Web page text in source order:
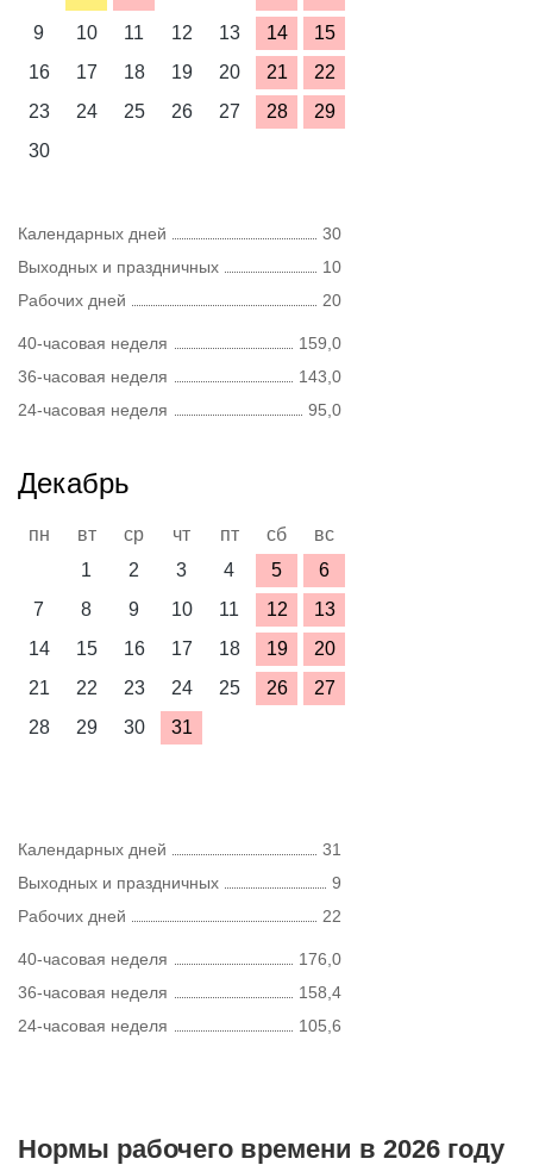
9
10 11 12 13 14
15
16
17 18 19 20 21
22
23
24 25 26 27 28
29
30
Календарных дней
30
Выходных и праздничных
10
Рабочих дней
20
40-часовая неделя
159,0
36-часовая неделя
143,0
24-часовая неделя
95,0
Декабрь
пн вт ср чт пт сб
вс
1
2 3 4 5
6
7
8 9 10 11 12
13
14
15 16 17 18 19
20
21
22 23 24 25 26
27
28
29 30 31
Календарных дней
31
Выходных и праздничных
9
Рабочих дней
22
40-часовая неделя
176,0
36-часовая неделя
158,4
24-часовая неделя
105,6
Нормы рабочего времени в 2026 году